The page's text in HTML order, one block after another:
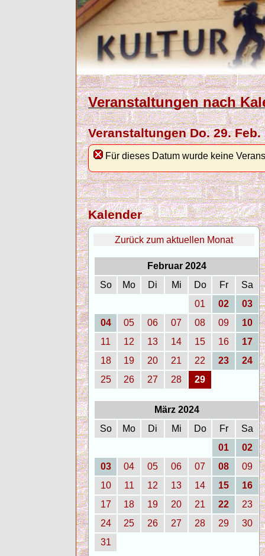
Veranstaltungen nach
Veranstaltungen Do. 29. Feb.
Für dieses Datum wurde keine
Kalender
Zurück zum aktuellen Monat
Februar 2024
So
Mo Di Mi Do Fr
Sa
01
02
03
04
05 06 07 08 09
10
11
12 13 14 15 16
17
18
19 20 21 22 23
24
25
26 27 28 29
März 2024
So
Mo Di Mi Do Fr
Sa
01
02
03
04 05 06 07 08
09
10
11 12 13 14 15
16
17
18 19 20 21 22
23
24
25 26 27 28 29
30
31